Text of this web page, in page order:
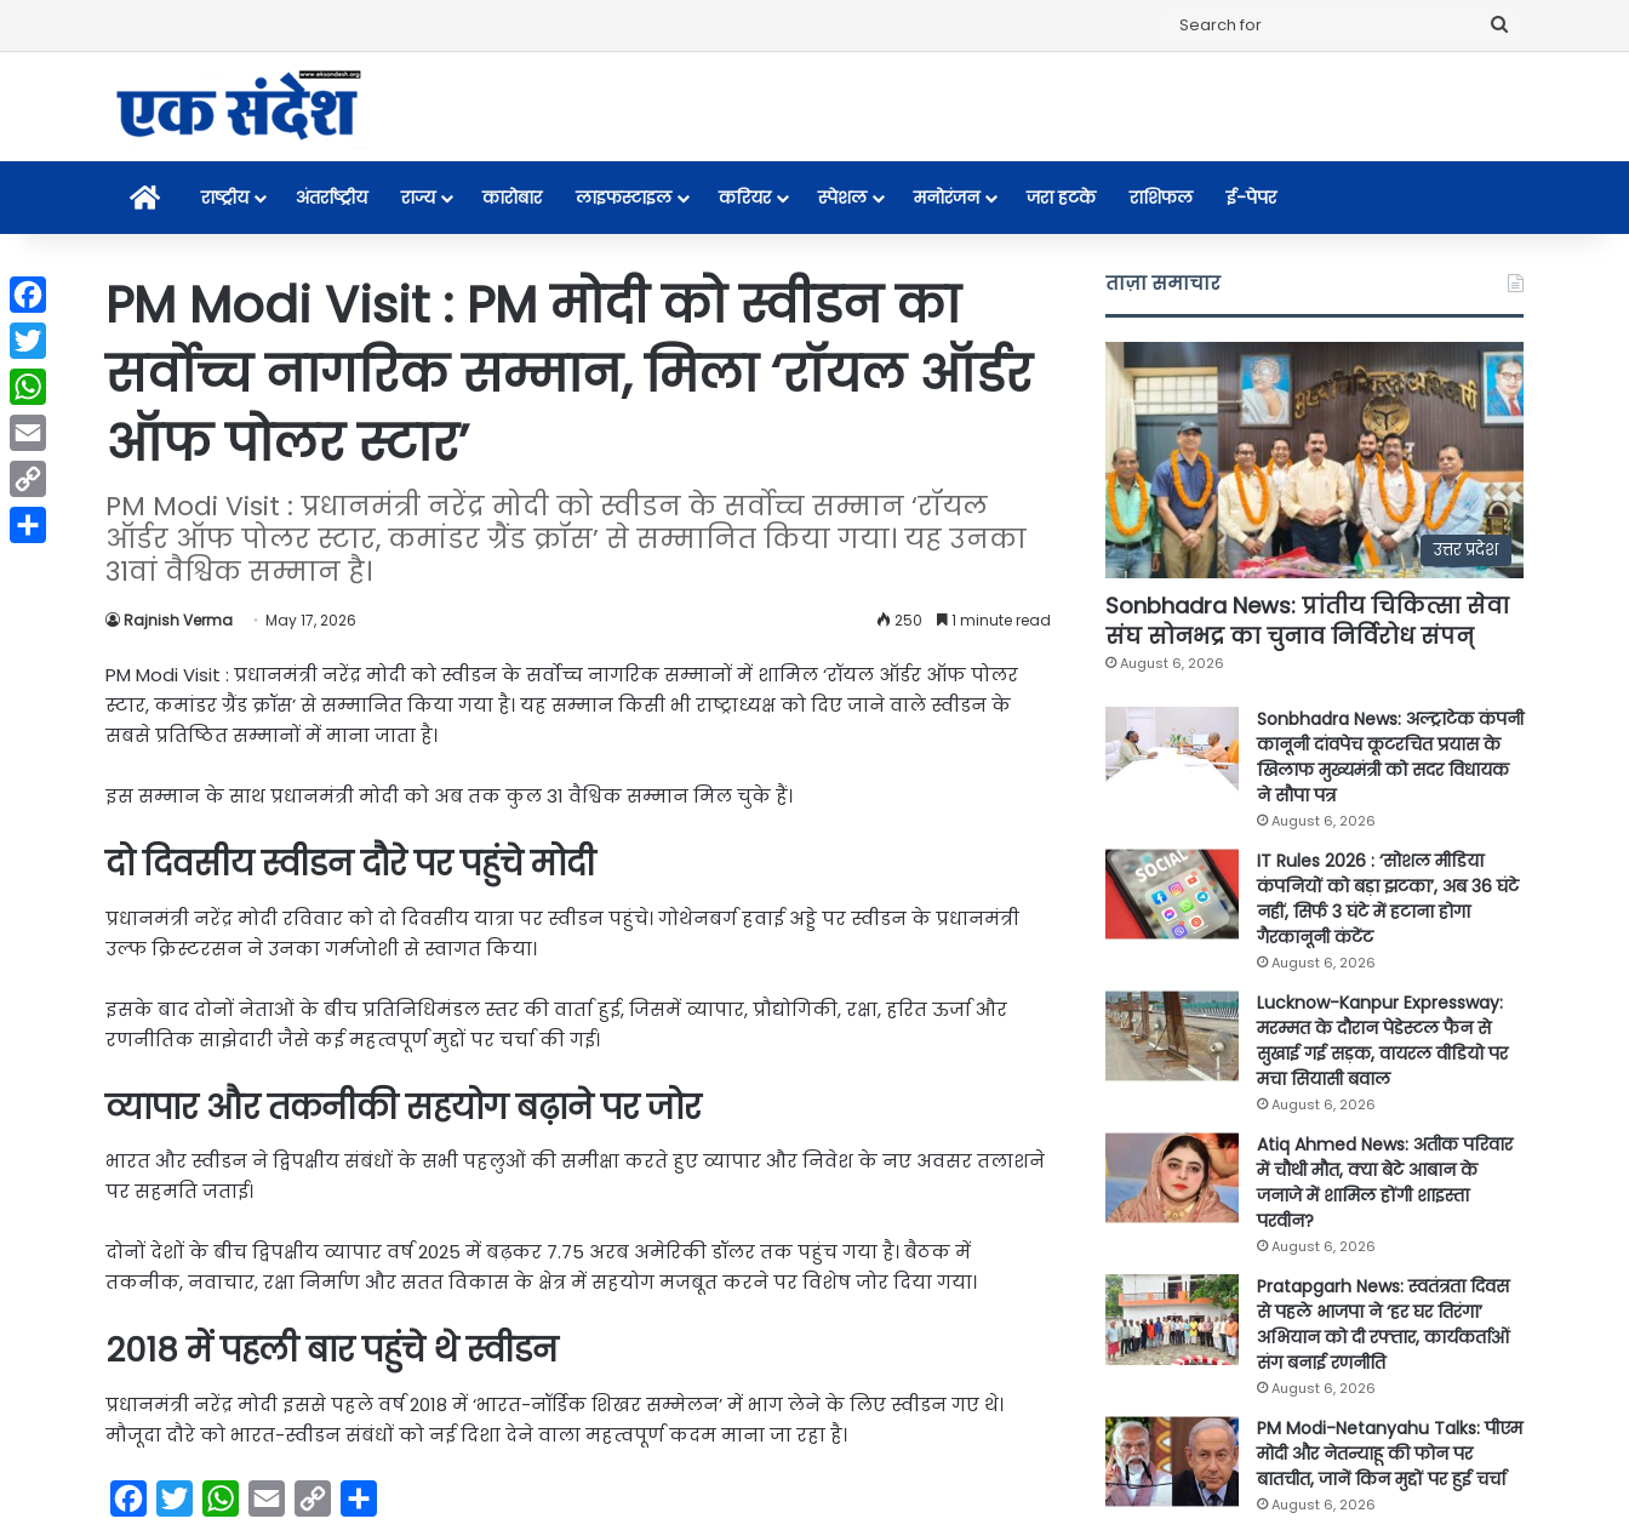
Homeराष्ट्रीय अंतर्राष्ट्रीय राज्य कारोबार लाइफस्टाइल करियर स्पेशल मनोरंजन जरा हटके राशिफल ई-पेपर
PM Modi Visit : PM मोदी को स्वीडन का
सर्वोच्च नागरिक सम्मान, मिला ‘रॉयल ऑर्डर
ऑफ पोलर स्टार’
PM Modi Visit : प्रधानमंत्री नरेंद्र मोदी को स्वीडन के सर्वोच्च सम्मान ‘रॉयल
ऑर्डर ऑफ पोलर स्टार, कमांडर ग्रैंड क्रॉस’ से सम्मानित किया गया। यह उनका
31वां वैश्विक सम्मान है।
Rajnish Verma May 17, 2026 250 1 minute read
PM Modi Visit : प्रधानमंत्री नरेंद्र मोदी को स्वीडन के सर्वोच्च नागरिक सम्मानों में शामिल ‘रॉयल ऑर्डर ऑफ पोलर
स्टार, कमांडर ग्रैंड क्रॉस’ से सम्मानित किया गया है। यह सम्मान किसी भी राष्ट्राध्यक्ष को दिए जाने वाले स्वीडन के
सबसे प्रतिष्ठित सम्मानों में माना जाता है।
इस सम्मान के साथ प्रधानमंत्री मोदी को अब तक कुल 31 वैश्विक सम्मान मिल चुके हैं।
दो दिवसीय स्वीडन दौरे पर पहुंचे मोदी
प्रधानमंत्री नरेंद्र मोदी रविवार को दो दिवसीय यात्रा पर स्वीडन पहुंचे। गोथेनबर्ग हवाई अड्डे पर स्वीडन के प्रधानमंत्री
उल्फ क्रिस्टरसन ने उनका गर्मजोशी से स्वागत किया।
इसके बाद दोनों नेताओं के बीच प्रतिनिधिमंडल स्तर की वार्ता हुई, जिसमें व्यापार, प्रौद्योगिकी, रक्षा, हरित ऊर्जा और
रणनीतिक साझेदारी जैसे कई महत्वपूर्ण मुद्दों पर चर्चा की गई।
व्यापार और तकनीकी सहयोग बढ़ाने पर जोर
भारत और स्वीडन ने द्विपक्षीय संबंधों के सभी पहलुओं की समीक्षा करते हुए व्यापार और निवेश के नए अवसर तलाशने
पर सहमति जताई।
दोनों देशों के बीच द्विपक्षीय व्यापार वर्ष 2025 में बढ़कर 7.75 अरब अमेरिकी डॉलर तक पहुंच गया है। बैठक में
तकनीक, नवाचार, रक्षा निर्माण और सतत विकास के क्षेत्र में सहयोग मजबूत करने पर विशेष जोर दिया गया।
2018 में पहली बार पहुंचे थे स्वीडन
प्रधानमंत्री नरेंद्र मोदी इससे पहले वर्ष 2018 में ‘भारत-नॉर्डिक शिखर सम्मेलन’ में भाग लेने के लिए स्वीडन गए थे।
मौजूदा दौरे को भारत-स्वीडन संबंधों को नई दिशा देने वाला महत्वपूर्ण कदम माना जा रहा है।
W
ताज़ा समाचार
उत्तर प्रदेश
Sonbhadra News: प्रांतीय चिकित्सा सेवा
संघ सोनभद्र का चुनाव निर्विरोध संपन्
August 6, 2026
Sonbhadra News: अल्ट्राटेक कंपनी
कानूनी दांवपेच कूटरचित प्रयास के
खिलाफ मुख्यमंत्री को सदर विधायक
ने सौपा पत्र
August 6, 2026
IT Rules 2026 : ‘सोशल मीडिया
कंपनियों को बड़ा झटका’, अब 36 घंटे
नहीं, सिर्फ 3 घंटे में हटाना होगा
गैरकानूनी कंटेंट
August 6, 2026
Lucknow-Kanpur Expressway:
मरम्मत के दौरान पेडेस्टल फैन से
सुखाई गई सड़क, वायरल वीडियो पर
मचा सियासी बवाल
August 6, 2026
Atiq Ahmed News: अतीक परिवार
में चौथी मौत, क्या बेटे आबान के
जनाजे में शामिल होंगी शाइस्ता
परवीन?
August 6, 2026
Pratapgarh News: स्वतंत्रता दिवस
से पहले भाजपा ने ‘हर घर तिरंगा’
अभियान को दी रफ्तार, कार्यकर्ताओं
संग बनाई रणनीति
August 6, 2026
PM Modi-Netanyahu Talks: पीएम
मोदी और नेतन्याहू की फोन पर
बातचीत, जानें किन मुद्दों पर हुई चर्चा
August 6, 2026
Facebook
Twitter
WhatsApp
Email
Copy
Link